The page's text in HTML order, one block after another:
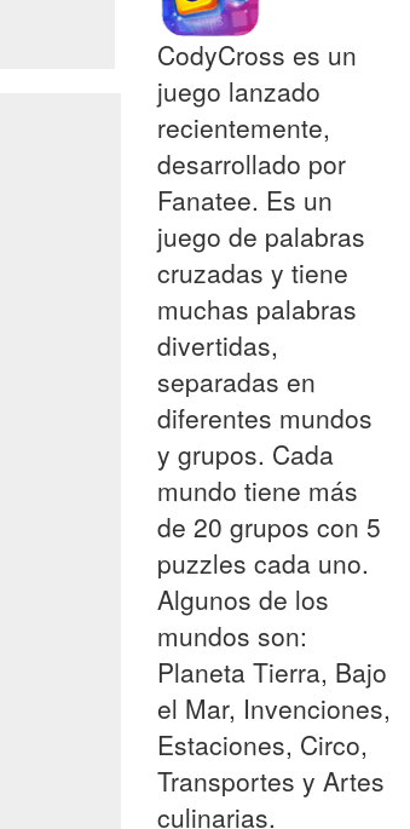
CodyCross es un
juego lanzado
recientemente,
desarrollado por
Fanatee. Es un
juego de palabras
cruzadas y tiene
muchas palabras
divertidas,
separadas en
diferentes mundos
y grupos. Cada
mundo tiene más
de 20 grupos con 5
puzzles cada uno.
Algunos de los
mundos son:
Planeta Tierra, Bajo
el Mar, Invenciones,
Estaciones, Circo,
Transportes y Artes
culinarias.